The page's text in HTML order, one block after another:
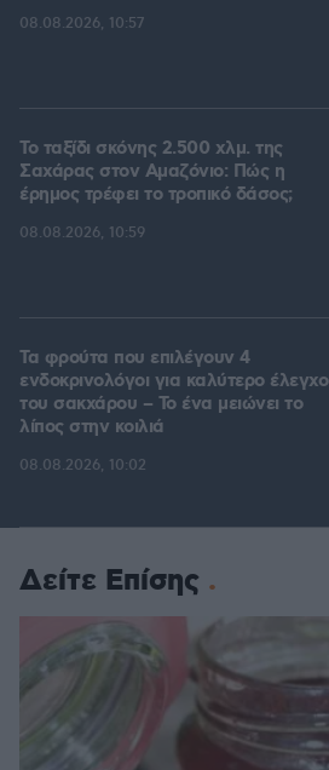
08.08.2026, 10:57
Το ταξίδι σκόνης 2.500 χλμ. της
Σαχάρας στον Αμαζόνιο: Πώς η
έρημος τρέφει το τροπικό δάσος;
08.08.2026, 10:59
Τα φρούτα που επιλέγουν 4
ενδοκρινολόγοι για καλύτερο έλεγχο
του σακχάρου – Το ένα μειώνει το
λίπος στην κοιλιά
08.08.2026, 10:02
Δείτε Επίσης